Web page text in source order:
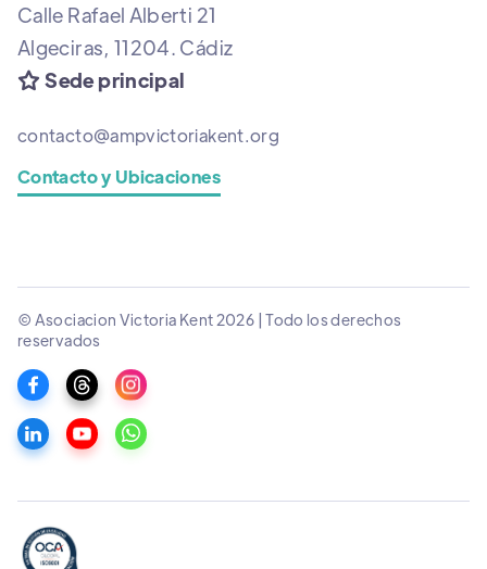
Calle Rafael Alberti 21
Algeciras, 11204. Cádiz
 Sede principal
contacto@ampvictoriakent.org
Contacto y Ubicaciones
© Asociacion Victoria Kent 2026 | Todo los derechos
reservados